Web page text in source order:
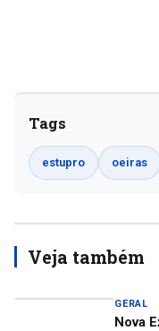
Tags
estupro oeiras
Veja também
GERAL
Nova